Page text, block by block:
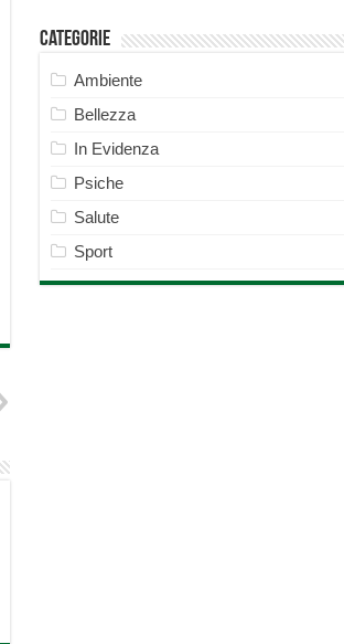
Categorie
Ambiente
Bellezza
In Evidenza
Psiche
Salute
Sport